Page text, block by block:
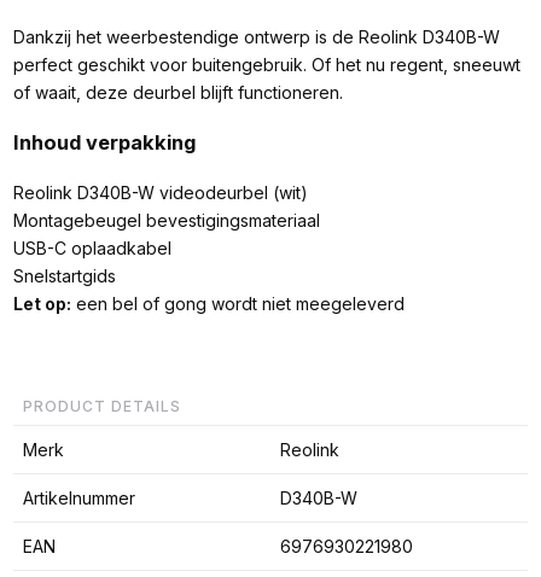
Dankzij het weerbestendige ontwerp is de Reolink D340B-W
perfect geschikt voor buitengebruik. Of het nu regent, sneeuwt
of waait, deze deurbel blijft functioneren.
Inhoud verpakking
Reolink D340B-W videodeurbel (wit)
Montagebeugel bevestigingsmateriaal
USB-C oplaadkabel
Snelstartgids
Let op: een bel of gong wordt niet meegeleverd
PRODUCT DETAILS
Merk Reolink
Artikelnummer D340B-W
EAN 6976930221980